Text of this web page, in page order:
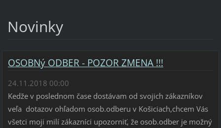
Novinky
OSOBNý ODBER - POZOR ZMENA !!!
24.11.2018 00:00
Kedže v poslednom čase dostávam od svojich zákazníkov
veľa dotazov ohľadom osob.odberu v Košiciach,chcem Vás
všetci moji milí zákazníci upozorniť, že osob.odber je možný